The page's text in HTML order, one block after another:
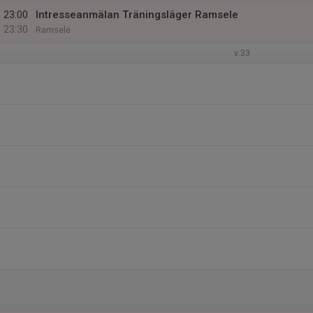
23:00
23:30
Intresseanmälan Träningsläger Ramsele
Ramsele
v.33